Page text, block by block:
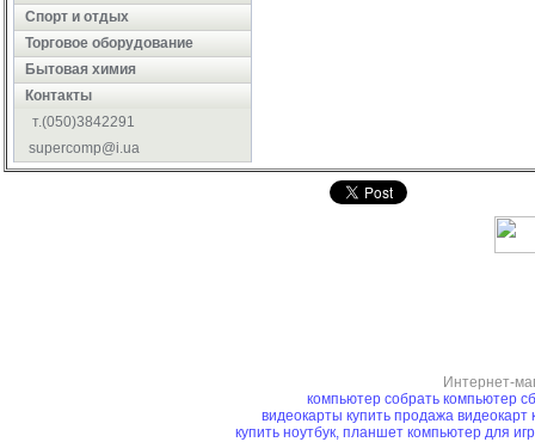
Cпорт и отдых
Торговое оборудование
Бытовая химия
Контакты
т.(050)3842291
supercomp@i.ua
Интернет-
компьютер собрать компьютер
видеокарты купить продажа видеокарт
купить ноутбук, планшет компьютер для